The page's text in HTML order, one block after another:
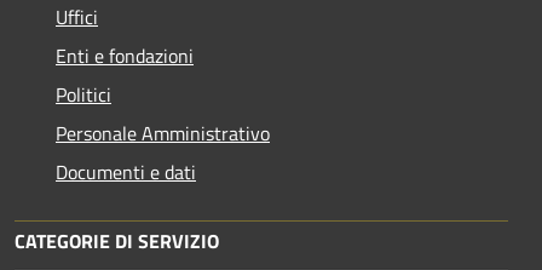
Uffici
Enti e fondazioni
Politici
Personale Amministrativo
Documenti e dati
CATEGORIE DI SERVIZIO